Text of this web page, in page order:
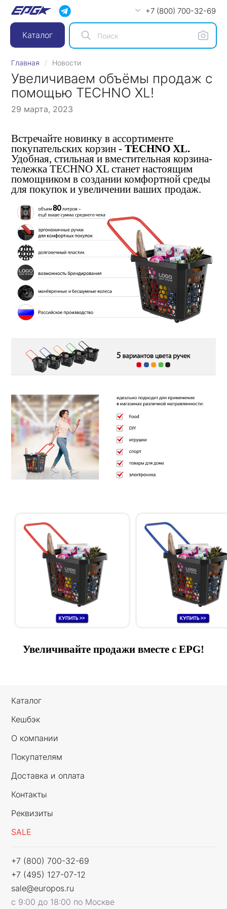
+7 (800) 700-32-69
Каталог
Главная Новости
Увеличиваем объёмы продаж с
помощью TECHNO XL!
29 марта, 2023
Встречайте новинку в ассортименте
покупательских корзин - TECHNO XL.
Удобная, стильная и вместительная корзина-
тележка TECHNO XL станет настоящим
помощником в создании комфортной среды
для покупок и увеличении ваших продаж.
Увеличивайте продажи вместе с EPG!
Каталог
Кешбэк
О компании
Покупателям
Доставка и оплата
Контакты
Реквизиты
SALE
+7 (800) 700-32-69
+7 (495) 127-07-12
sale@europos.ru
с 9:00 до 18:00 по Москве